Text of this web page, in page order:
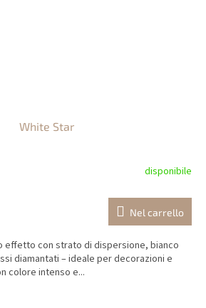
White Star
disponibile
Nel carrello
effetto con strato di dispersione, bianco
diamantati – ideale per decorazioni e
colore intenso e...